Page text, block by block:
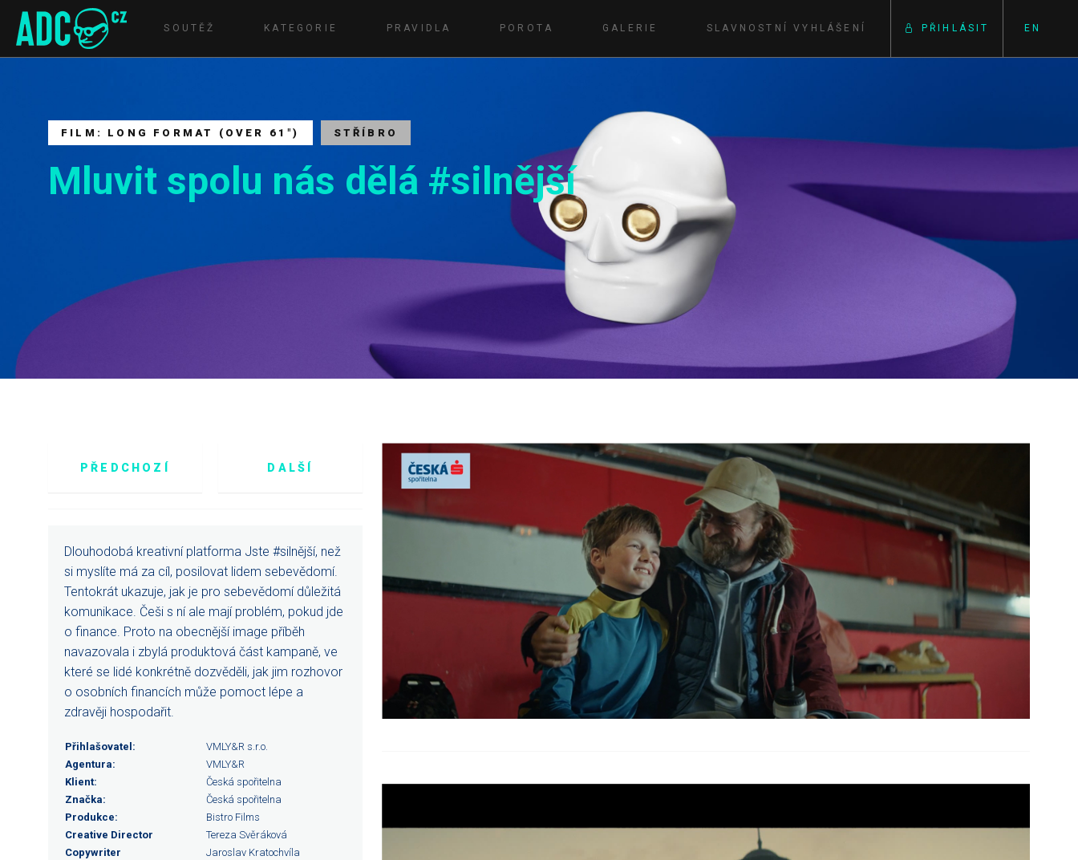
SOUTĚŽ KATEGORIE PRAVIDLA POROTA GALERIE SLAVNOSTNÍ VYHLÁŠENÍ PŘIHLÁSIT EN
FILM: LONG FORMAT (OVER 61") STŘÍBRO
Mluvit spolu nás dělá #silnější
PŘEDCHOZÍ DALŠÍ
Dlouhodobá kreativní platforma Jste #silnější, než
si myslíte má za cíl, posilovat lidem sebevědomí.
Tentokrát ukazuje, jak je pro sebevědomí důležitá
komunikace. Češi s ní ale mají problém, pokud jde
o finance. Proto na obecnější image příběh
navazovala i zbylá produktová část kampaně, ve
které se lidé konkrétně dozvěděli, jak jim rozhovor
o osobních financích může pomoct lépe a
zdravěji hospodařit.
Přihlašovatel:
VMLY&R s.r.o.
Agentura:
VMLY&R
Klient:
Česká spořitelna
Značka:
Česká spořitelna
Produkce:
Bistro Films
Creative Director
Tereza Svěráková
Copywriter
Jaroslav Kratochvíla